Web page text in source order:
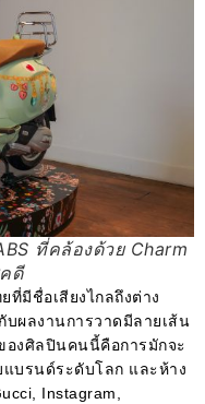
ที่คล้องด้วย Charm
ดี
มีชื่อเสียงไกลถึงต่าง
ผลงานการวาดมีลายเส้น
องศิลปินคนนี้คือการมักจะ
บรนด์ระดับโลก และห้าง
Instagram,